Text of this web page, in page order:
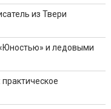
из Твери
и ледовыми